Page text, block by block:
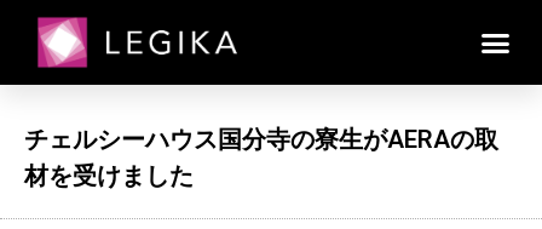
チェルシーハウス国分寺の寮生がAERAの取
材を受けました